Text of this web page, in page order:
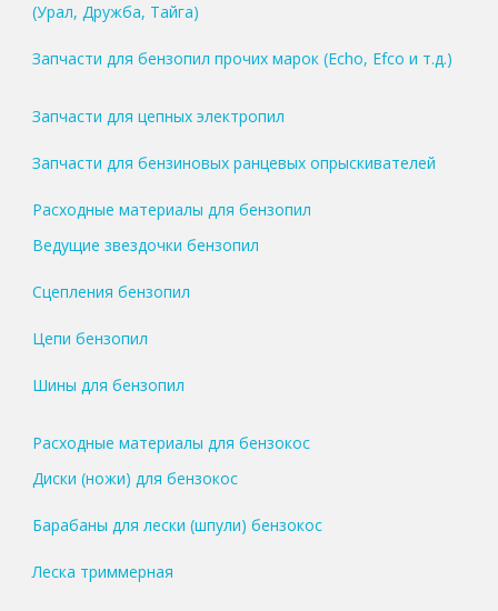
(Урал, Дружба, Тайга)
Запчасти для бензопил прочих марок (Echo, Efco и т.д.)
Запчасти для цепных электропил
Запчасти для бензиновых ранцевых опрыскивателей
Расходные материалы для бензопил
Ведущие звездочки бензопил
Сцепления бензопил
Цепи бензопил
Шины для бензопил
Расходные материалы для бензокос
Диски (ножи) для бензокос
Барабаны для лески (шпули) бензокос
Леска триммерная